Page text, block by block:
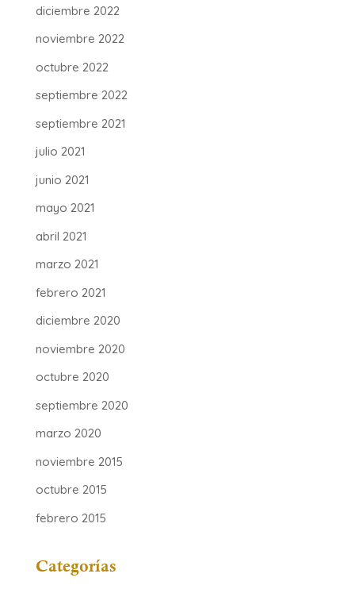
diciembre 2022
noviembre 2022
octubre 2022
septiembre 2022
septiembre 2021
julio 2021
junio 2021
mayo 2021
abril 2021
marzo 2021
febrero 2021
diciembre 2020
noviembre 2020
octubre 2020
septiembre 2020
marzo 2020
noviembre 2015
octubre 2015
febrero 2015
Categorías